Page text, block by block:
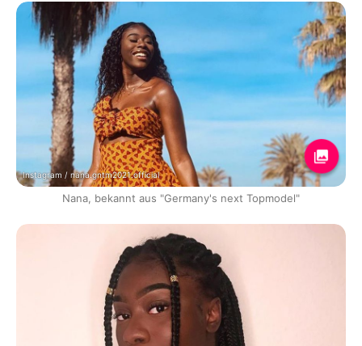
Instagram / nana.gntm2021.official
Nana, bekannt aus "Germany's next Topmodel"